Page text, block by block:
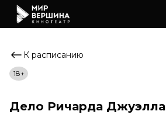
К расписанию
Дело Ричарда Джуэлла
18+